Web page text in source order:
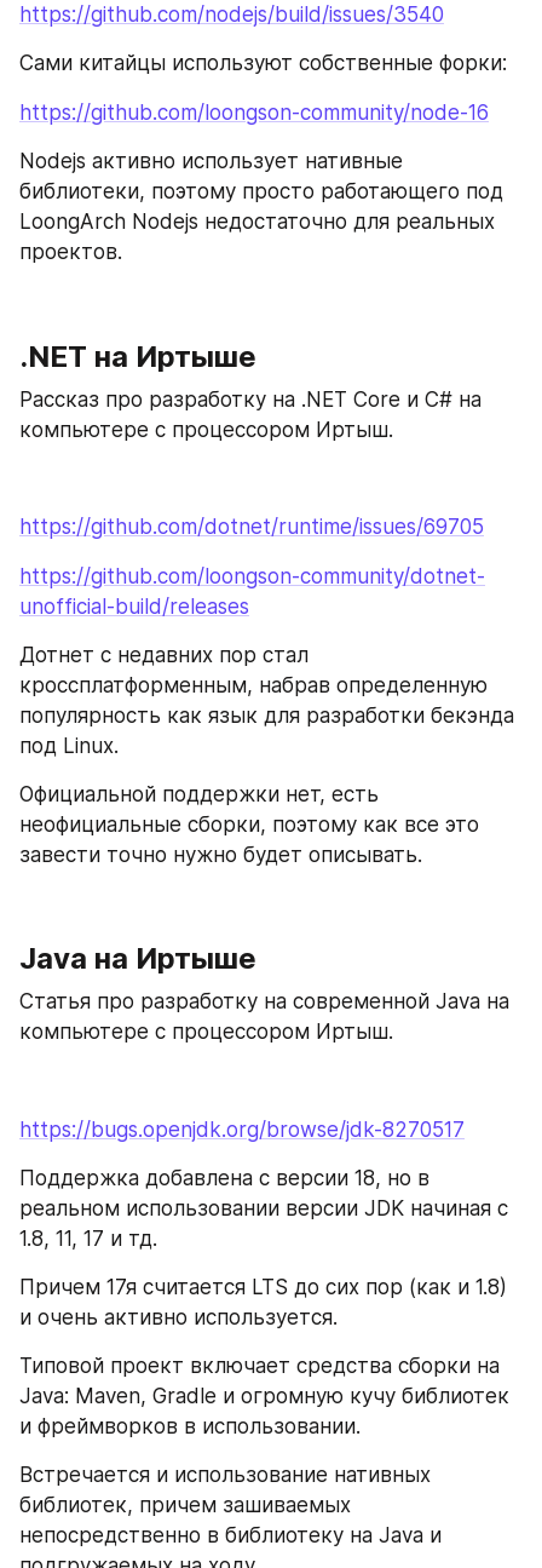
https://github.com/nodejs/build/issues/3540
Сами китайцы используют собственные форки:
https://github.com/loongson-community/node-16
Nodejs активно использует нативные
библиотеки, поэтому просто работающего под
LoongArch Nodejs недостаточно для реальных
проектов.
.NET на Иртыше
Рассказ про разработку на .NET Core и C# на
компьютере с процессором Иртыш.
https://github.com/dotnet/runtime/issues/69705
https://github.com/loongson-community/dotnet-
unofficial-build/releases
Дотнет с недавних пор стал
кроссплатформенным, набрав определенную
популярность как язык для разработки бекэнда
под Linux.
Официальной поддержки нет, есть
неофициальные сборки, поэтому как все это
завести точно нужно будет описывать.
Java на Иртыше
Статья про разработку на современной Java на
компьютере с процессором Иртыш.
https://bugs.openjdk.org/browse/jdk-8270517
Поддержка добавлена с версии 18, но в
реальном использовании версии JDK начиная с
1.8, 11, 17 и тд.
Причем 17я считается LTS до сих пор (как и 1.8)
и очень активно используется.
Типовой проект включает средства сборки на
Java: Maven, Gradle и огромную кучу библиотек
и фреймворков в использовании.
Встречается и использование нативных
библиотек, причем зашиваемых
непосредственно в библиотеку на Java и